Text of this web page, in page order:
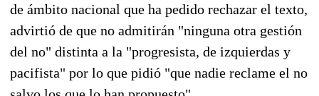
de ámbito nacional que ha pedido rechazar el texto,
advirtió de que no admitirán "ninguna otra gestión
del no" distinta a la "progresista, de izquierdas y
pacifista" por lo que pidió "que nadie reclame el no